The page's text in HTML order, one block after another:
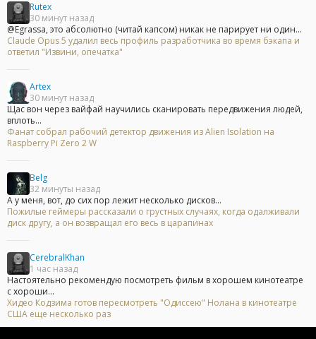
Rutex
30 минут назад
@Egrassa, это абсолютно (читай капсом) никак не парирует ни один...
Claude Opus 5 удалил весь профиль разработчика во время бэкапа и
ответил "Извини, опечатка"
Artex
30 минут назад
Щас вон через вайфай научились сканировать передвижения людей,
вплоть...
Фанат собрал рабочий детектор движения из Alien Isolation на
Raspberry Pi Zero 2 W
Belg
32 минуты назад
А у меня, вот, до сих пор лежит несколько дисков...
Пожилые геймеры рассказали о грустных случаях, когда одалживали
диск другу, а он возвращал его весь в царапинах
CerebralKhan
1 час назад
Настоятельно рекомендую посмотреть фильм в хорошем кинотеатре
с хороши...
Хидео Кодзима готов пересмотреть "Одиссею" Нолана в кинотеатре
США еще несколько раз